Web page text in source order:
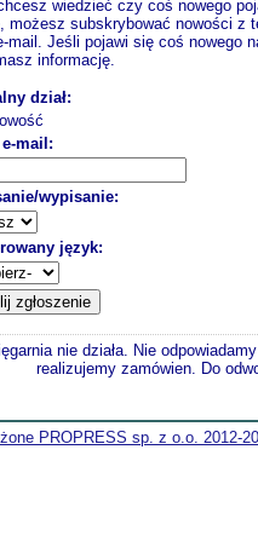
wiedzieć czy coś nowego
możesz subskrybować nowości z
mail. Jeśli pojawi się coś nowego
informację.
dział:
mail:
wypisanie:
język:
nie działa. Nie
realizujemy zamówien. Do
PROPRESS sp. z o.o. 2012-